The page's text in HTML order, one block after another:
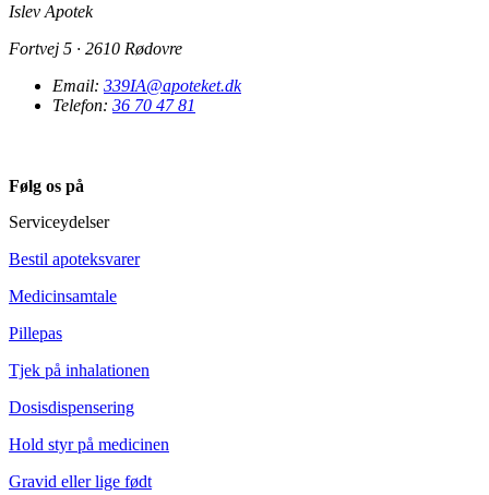
Islev Apotek
Fortvej 5 · 2610 Rødovre
Email: 339IA@apoteket.dk
Telefon: 36 70 47 81
Følg os på
Serviceydelser
Bestil apoteksvarer
Medicinsamtale
Pillepas
Tjek på inhalationen
Dosisdispensering
Hold styr på medicinen
Gravid eller lige født